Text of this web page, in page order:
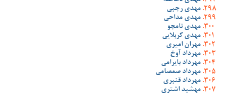
مهدی رجبی
مهدی مداحی
مهدی نامجو
مهدی کربلایی
مهران امیری
مهرداد آوخ
مهرداد بایرامی
مهرداد صمصامی
مهرداد قنبری
مهشید اشتری